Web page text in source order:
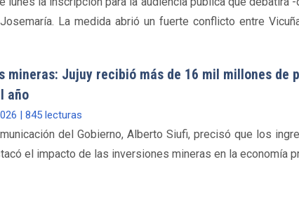
La medida abrió un fuerte conflicto entre
mineras: Jujuy recibió más de 16 mil millones de
año
| 845 lecturas
del Gobierno, Alberto Siufi, precisó que los
el impacto de las inversiones mineras en la economía